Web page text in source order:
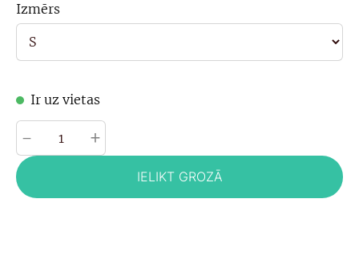
Izmērs
Ir uz vietas
- +
IELIKT GROZĀ